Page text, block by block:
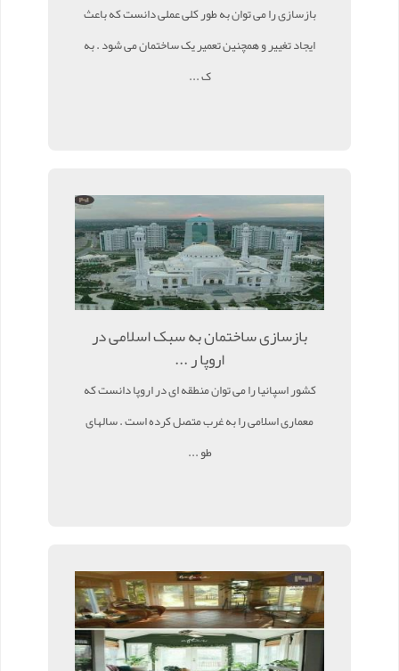
بازسازی را می توان به طور کلی عملی دانست که باعث
ایجاد تغییر و همچنین تعمیر یک ساختمان می شود . به
ک ...
بازسازی ساختمان به سبک اسلامی در
اروپا ر ...
کشور اسپانیا را می توان منطقه ای در اروپا دانست که
معماری اسلامی را به غرب متصل کرده است . سالهای
طو ...